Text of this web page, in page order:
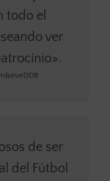
todo el
ver
de ser
del Fútbol